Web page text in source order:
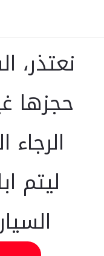
نعتذر،
حجزها
ليتم